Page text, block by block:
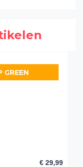
GREEN
€ 29,99